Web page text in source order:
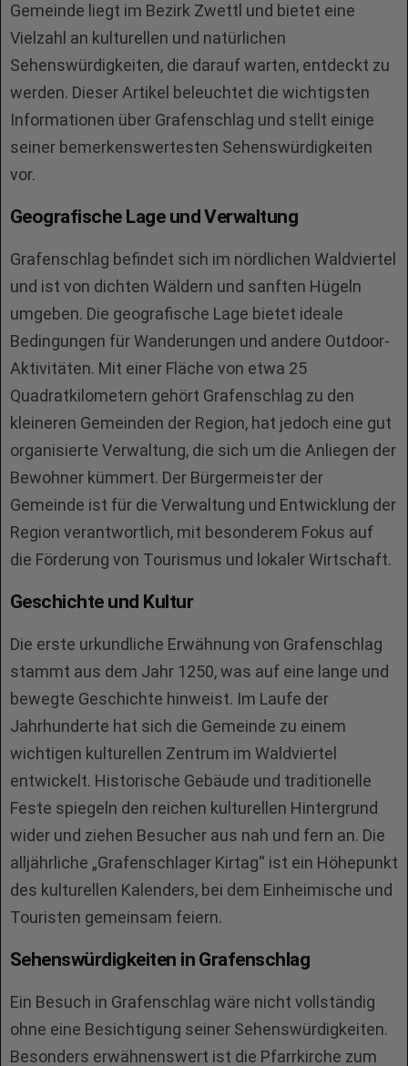
Gemeinde liegt im Bezirk Zwettl und bietet eine
Vielzahl an kulturellen und natürlichen
Sehenswürdigkeiten, die darauf warten, entdeckt zu
werden. Dieser Artikel beleuchtet die wichtigsten
Informationen über Grafenschlag und stellt einige
seiner bemerkenswertesten Sehenswürdigkeiten
vor.
Geografische Lage und Verwaltung
Grafenschlag befindet sich im nördlichen Waldviertel
und ist von dichten Wäldern und sanften Hügeln
umgeben. Die geografische Lage bietet ideale
Bedingungen für Wanderungen und andere Outdoor-
Aktivitäten. Mit einer Fläche von etwa 25
Quadratkilometern gehört Grafenschlag zu den
kleineren Gemeinden der Region, hat jedoch eine gut
organisierte Verwaltung, die sich um die Anliegen der
Bewohner kümmert. Der Bürgermeister der
Gemeinde ist für die Verwaltung und Entwicklung der
Region verantwortlich, mit besonderem Fokus auf
die Förderung von Tourismus und lokaler Wirtschaft.
Geschichte und Kultur
Die erste urkundliche Erwähnung von Grafenschlag
stammt aus dem Jahr 1250, was auf eine lange und
bewegte Geschichte hinweist. Im Laufe der
Jahrhunderte hat sich die Gemeinde zu einem
wichtigen kulturellen Zentrum im Waldviertel
entwickelt. Historische Gebäude und traditionelle
Feste spiegeln den reichen kulturellen Hintergrund
wider und ziehen Besucher aus nah und fern an. Die
alljährliche „Grafenschlager Kirtag“ ist ein Höhepunkt
des kulturellen Kalenders, bei dem Einheimische und
Touristen gemeinsam feiern.
Sehenswürdigkeiten in Grafenschlag
Ein Besuch in Grafenschlag wäre nicht vollständig
ohne eine Besichtigung seiner Sehenswürdigkeiten.
Besonders erwähnenswert ist die Pfarrkirche zum